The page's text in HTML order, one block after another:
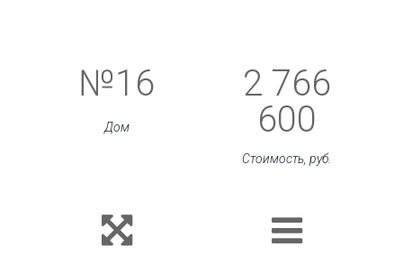
№16
Дом
2 766
600
Стоимость, руб.